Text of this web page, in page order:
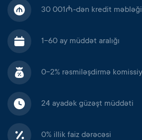
30 001₼-dən kredit məbləği
1-60 ay müddət aralığı
0-2% rəsmiləşdirmə
24 ayadək güzəşt müddəti
0% illik faiz dərəcəsi